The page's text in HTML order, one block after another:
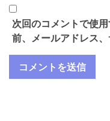
次回のコメントで使
前、メールアドレス、